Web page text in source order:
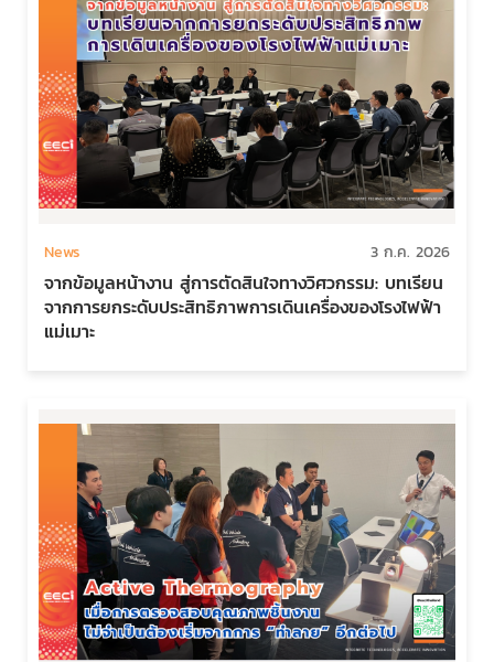
News 3 ก.ค. 2026
จากข้อมูลหน้างาน สู่การตัดสินใจทางวิศวกรรม: บทเรียน
จากการยกระดับประสิทธิภาพการเดินเครื่องของโรงไฟฟ้า
แม่เมาะ